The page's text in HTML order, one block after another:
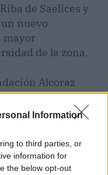
Information
to third parties, or
information for
the below opt-out
de Saelices y
nuevo
mayor
de la zona.
Alcoraz
nuevas masas
repartidos en
de otros seis
2023 y 2024.